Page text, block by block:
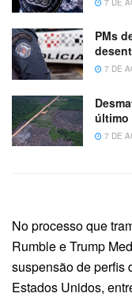
7 DE
PMs
7 DE
último
7 DE
No processo que
Rumble e Trump
suspensão de perfis
Estados Unidos,